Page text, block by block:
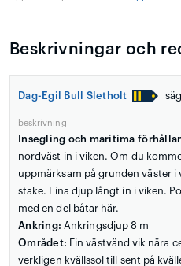
Beskrivningar och
Dag-Egil Bull Sletholt
beskrivning
Insegling och maritima
nordväst in i viken. Om du
uppmärksam på grunden väster i
stake. Fina djup långt in i viken.
med en del båtar här.
Ankring: Ankringsdjup 8 m
Området: Fin västvänd vik nära
verkligen kvällssol till sent på